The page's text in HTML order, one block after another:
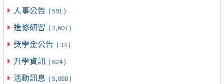
人事公告 ( 591 )
進修研習 ( 2,607 )
獎學金公告 ( 33 )
升學資訊 ( 624 )
活動訊息 ( 5,088 )